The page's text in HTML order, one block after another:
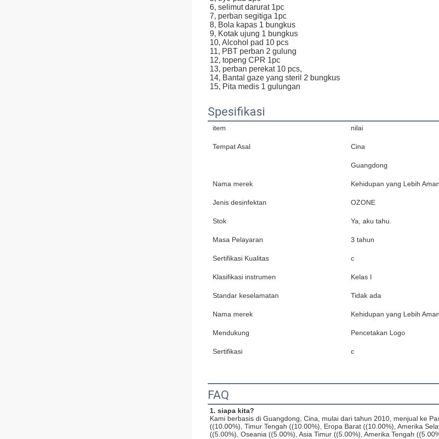
6, selimut darurat 1pc
7, perban segitiga 1pc
8, Bola kapas 1 bungkus
9, Kotak ujung 1 bungkus
10, Alcohol pad 10 pcs
11, PBT perban 2 gulung
12, topeng CPR 1pc
13, perban perekat 10 pcs,
14, Bantal gaze yang steril 2 bungkus
15, Pita medis 1 gulungan
Spesifikasi
item nilai
Tempat Asal Cina
Guangdong
Nama merek Kehidupan yang Lebih
Jenis desinfektan OZONE
Stok Ya, aku tahu.
Masa Pelayaran 3 tahun
Sertifikasi Kualitas c
Klasifikasi instrumen Kelas I
Standar keselamatan Tidak ada
Nama merek Kehidupan yang Lebih
Mendukung Pencetakan Logo
Sertifikasi c
FAQ
1. siapa kita?
Kami berbasis di Guangdong, Cina, mulai dari tahun 2010, menjual ke
((10.00%), Timur Tengah ((10.00%), Eropa Barat ((10.00%), Amerika
((5.00%), Oseania ((5.00%), Asia Timur ((5.00%), Amerika Tengah